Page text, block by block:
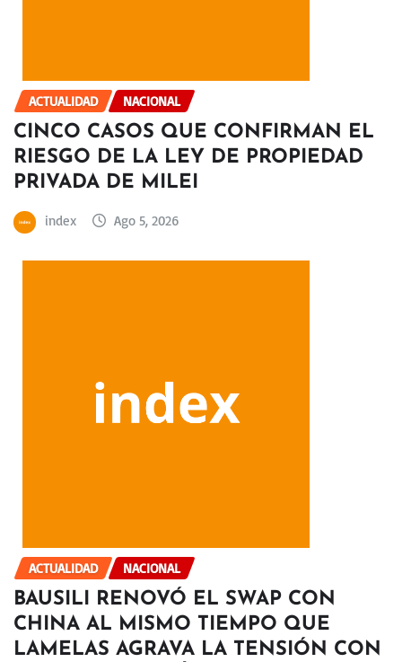
ACTUALIDAD NACIONAL
CINCO CASOS QUE CONFIRMAN EL
RIESGO DE LA LEY DE PROPIEDAD
PRIVADA DE MILEI
index Ago 5, 2026
ACTUALIDAD NACIONAL
BAUSILI RENOVÓ EL SWAP CON
CHINA AL MISMO TIEMPO QUE
LAMELAS AGRAVA LA TENSIÓN CON